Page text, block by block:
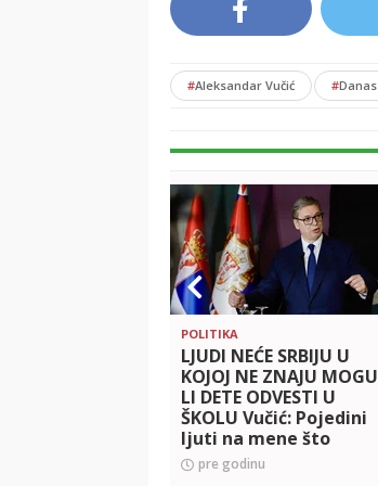
#Aleksandar Vučić #Danas
POLITIKA
LJUDI NEĆE SRBIJU U
KOJOJ NE ZNAJU MOGU
LI DETE ODVESTI U
ŠKOLU Vučić: Pojedini
ljuti na mene što
oštrije nisam reagovao
na blokade! Objasnio i
pre godinu